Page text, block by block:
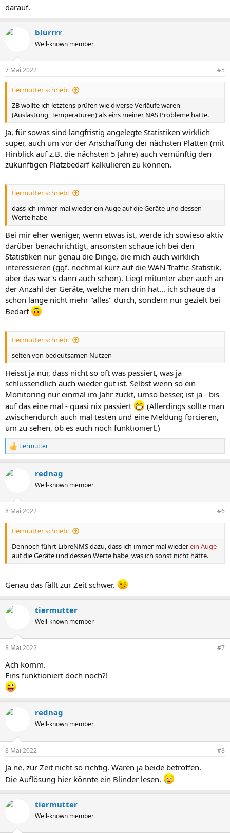
darauf.
blurrrr
Well-known member
7 Mai 2022 #5
tiermutter schrieb:
ZB wollte ich letztens prüfen wie diverse Verläufe waren
(Auslastung, Temperaturen) als eins meiner NAS Probleme hatte.
Ja, für sowas sind langfristig angelegte Statistiken wirklich
super, auch um vor der Anschaffung der nächsten Platten (mit
Hinblick auf z.B. die nächsten 5 Jahre) auch vernünftig den
zukünftigen Platzbedarf kalkulieren zu können.
tiermutter schrieb:
dass ich immer mal wieder ein Auge auf die Geräte und dessen
Werte habe
Bei mir eher weniger, wenn etwas ist, werde ich sowieso aktiv
darüber benachrichtigt, ansonsten schaue ich bei den
Statistiken nur genau die Dinge, die mich auch wirklich
interessieren (ggf. nochmal kurz auf die WAN-Traffic-Statistik,
aber das war's dann auch schon). Liegt mitunter aber auch an
der Anzahl der Geräte, welche man drin hat... ich schaue da
schon lange nicht mehr "alles" durch, sondern nur gezielt bei
Bedarf
tiermutter schrieb:
selten von bedeutsamen Nutzen
Heisst ja nur, dass nicht so oft was passiert, was ja
schlussendlich auch wieder gut ist. Selbst wenn so ein
Monitoring nur einmal im Jahr zuckt, umso besser, ist ja - bis
auf das eine mal - quasi nix passiert
(Allerdings sollte man
zwischendurch auch mal testen und eine Meldung forcieren,
um zu sehen, ob es auch noch funktioniert.)
R
e
k
e
n
tiermutter
rednag
Well-known member
8 Mai 2022 #6
tiermutter schrieb:
Dennoch führt LibreNMS dazu, dass ich immer mal wiederein Auge
auf die Geräte und dessen Werte habe, was ich sonst nicht hätte.
Genau das fällt zur Zeit schwer.
tiermutter
Well-known member
8 Mai 2022 #7
Ach komm.
Eins funktioniert doch noch?!
rednag
Well-known member
8 Mai 2022 #8
Ja ne, zur Zeit nicht so richtig. Waren ja beide betroffen.
Die Auflösung hier könnte ein Blinder lesen.
tiermutter
Well-known member